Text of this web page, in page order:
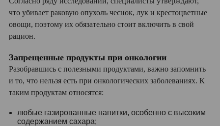
что убивает раковую опухоль чеснок, лук и крестоцветные
овощи, поэтому их обязательно стоит включить в свой
рацион.
Запрещенные продукты при онкологии
Разобравшись с полезными продуктами, важно запомнить
и то, что нельзя есть при онкологических заболеваниях. К
таким продуктам относятся:
любые газированные напитки, особенно с высоким
содержанием сахара;